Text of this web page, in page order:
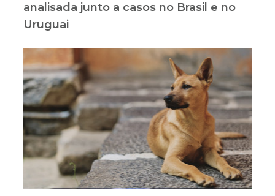
analisada junto a casos no Brasil e no
Uruguai